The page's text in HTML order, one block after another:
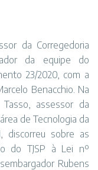
da Corregedoria
da equipe do
23/2020, com a
Benacchio. Na
assessor da
de Tecnologia da
discorreu sobre as
do TJSP à Lei nº
Rubens